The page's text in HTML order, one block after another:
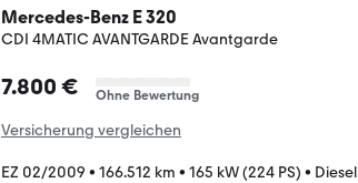
Mercedes-Benz E 320
CDI 4MATIC AVANTGARDE Avantgarde
7.800 € Ohne Bewertung
Versicherung vergleichen
EZ 02/2009 • 166.512 km • 165 kW (224 PS) • Diesel